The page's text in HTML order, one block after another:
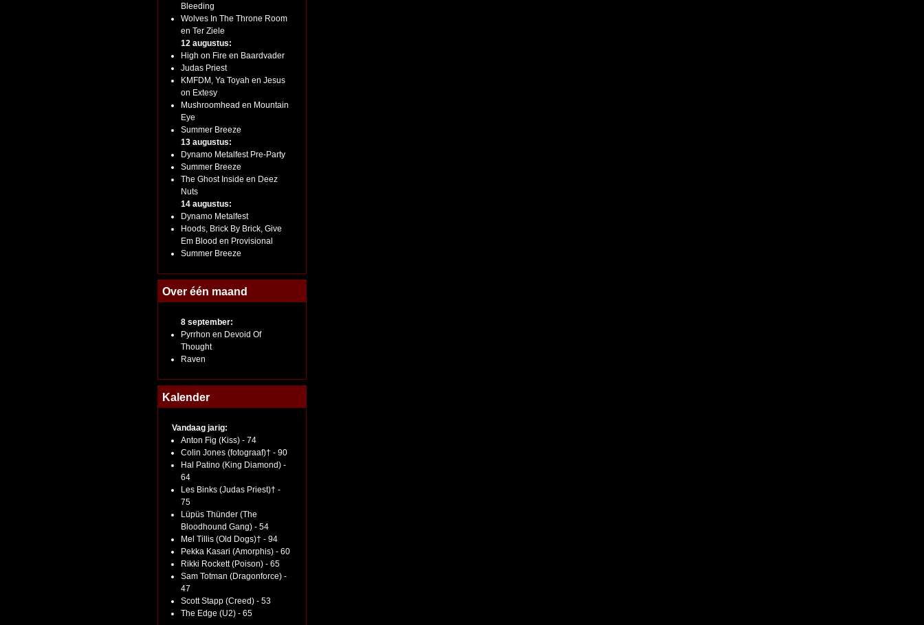
Bleeding
Wolves In The Throne Room
en Ter Ziele
12 augustus:
High on Fire en Baardvader
Judas Priest
KMFDM, Ya Toyah en Jesus
on Extesy
Mushroomhead en Mountain
Eye
Summer Breeze
13 augustus:
Dynamo Metalfest Pre-Party
Summer Breeze
The Ghost Inside en Deez
Nuts
14 augustus:
Dynamo Metalfest
Hoods, Brick By Brick, Give
Em Blood en Provisional
Summer Breeze
Over één maand
8 september:
Pyrrhon en Devoid Of
Thought
Raven
Kalender
Vandaag jarig:
Anton Fig (Kiss) - 74
Colin Jones (fotograaf)† - 90
Hal Patino (King Diamond) -
64
Les Binks (Judas Priest)† -
75
Lüpüs Thünder (The
Bloodhound Gang) - 54
Mel Tillis (Old Dogs)† - 94
Pekka Kasari (Amorphis) - 60
Rikki Rockett (Poison) - 65
Sam Totman (Dragonforce) -
47
Scott Stapp (Creed) - 53
The Edge (U2) - 65